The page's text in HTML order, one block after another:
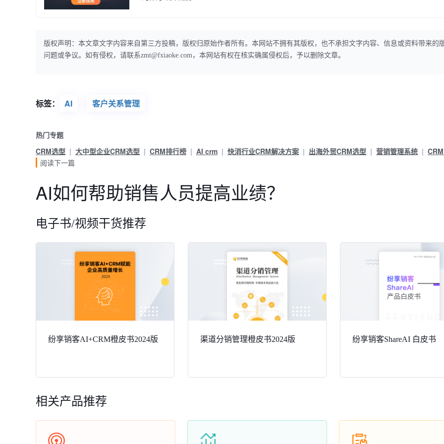
版权声明：本文章文字内容来自第三方投稿，版权归原始作者所有。本网站不拥有其版权，也不承担文字内容、信息或资料带来的
问题或争议。如有侵权，请联系zmt@fxiaoke.com，本网站有权在核实确属侵权后，予以删除文章。
标签： AI 客户关系管理
热门专题
CRM选型
大中型企业CRM选型 CRM排行榜 AI crm 快消行业CRM解决方案 出海外贸CRM选型 营销管理系统
阅读下一篇
AI如何帮助销售人员提高业绩？
电子书/视频干货推荐
纷享销客AI+CRM橙皮书2024版 渠道分销管理橙皮书2024版 纷享销客ShareAI 白皮书
相关产品推荐